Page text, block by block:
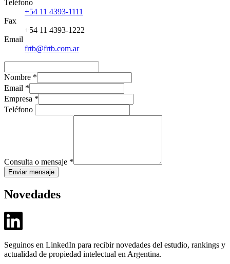
Teléfono
+54 11 4393-1111
Fax
+54 11 4393-1222
Email
frtb@frtb.com.ar
Nombre *
Email *
Empresa *
Teléfono
Consulta o mensaje *
Enviar mensaje
Novedades
Seguinos en LinkedIn para recibir novedades del estudio, rankings y
actualidad de propiedad intelectual en Argentina.